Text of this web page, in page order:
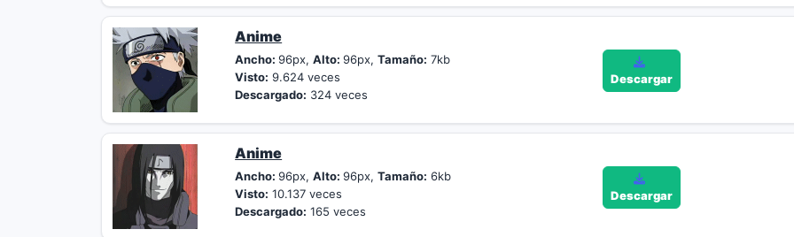
Anime
Ancho:96px,Alto:96px,Tamaño: 7kb
Visto: 9.624 veces
Descargado: 324 veces
Descargar
Anime
Ancho:96px,Alto:96px,Tamaño: 6kb
Visto: 10.137 veces
Descargado: 165 veces
Descargar